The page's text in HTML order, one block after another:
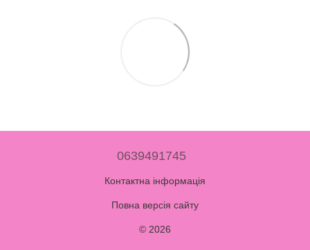
0639491745
Контактна інформація
Повна версія сайту
© 2026